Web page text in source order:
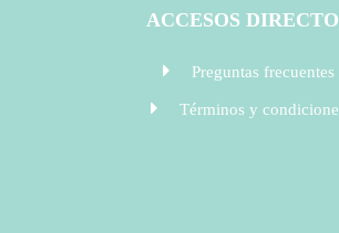
ACCESOS
Preguntas frecuentes
Términos y